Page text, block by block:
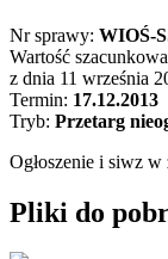
Nr sprawy: WIOŚ-
Wartość
z dnia 11 września
Termin: 17.12.2013
Tryb: Przetarg
Ogłoszenie i siwz w
Pliki do